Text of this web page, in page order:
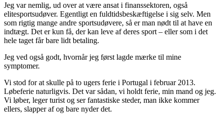
Jeg var nemlig, ud over at være ansat i finanssektoren, også
elitesportsudøver. Egentligt en fuldtidsbeskæftigelse i sig selv. Men
som rigtig mange andre sportsudøvere, så er man nødt til at have en
indtægt. Det er kun få, der kan leve af deres sport – eller som i det
hele taget får bare lidt betaling.
Jeg ved også godt, hvornår jeg først lagde mærke til mine
symptomer.
Vi stod for at skulle på to ugers ferie i Portugal i februar 2013.
Løbeferie naturligvis. Det var sådan, vi holdt ferie, min mand og jeg.
Vi løber, leger turist og ser fantastiske steder, man ikke kommer
ellers, slapper af og bare nyder det.